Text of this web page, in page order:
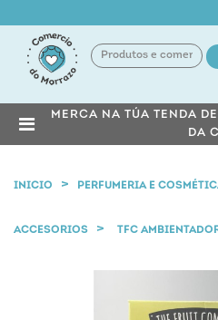
MERCA NA TÚA TENDA
DA
INICIO PERFUMERIA E
ACCESORIOS TFC